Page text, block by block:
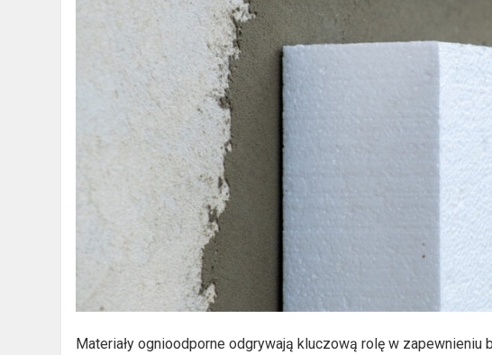
Materiały ognioodporne odgrywają kluczową rolę w